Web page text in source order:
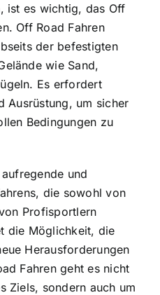
ist es wichtig, das Off
Off Road Fahren
der befestigten
wie Sand,
Es erfordert
Ausrüstung, um sicher
Bedingungen zu
und
, die sowohl von
Profisportlern
die Möglichkeit, die
Herausforderungen
Fahren geht es nicht
Ziels, sondern auch um